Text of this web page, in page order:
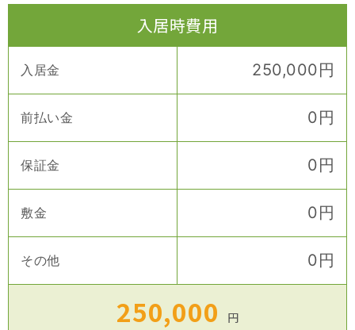
入居時費用
入居金 250,000円
前払い金 0円
保証金 0円
敷金 0円
その他 0円
250,000 円